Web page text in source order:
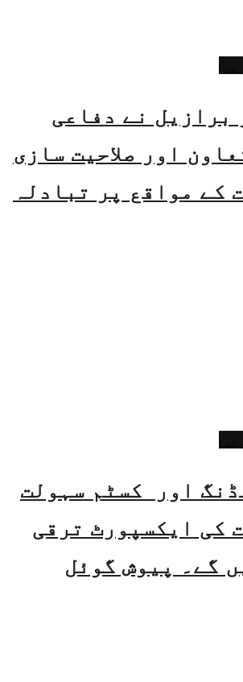
برازیل نے دفاعی
اور صلاحیت سازی
کے مواقع پر تبادلہ
بلڈنگ اور کسٹم سہولت
کی ایکسپورٹ ترقی
گے۔ پیوش گوئل